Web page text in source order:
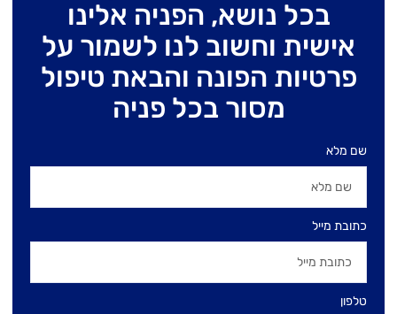
בכל נושא, הפניה אלינו
אישית וחשוב לנו לשמור על
פרטיות הפונה והבאת טיפול
מסור בכל פניה
שם מלא
כתובת מייל
טלפון